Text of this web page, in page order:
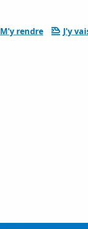
M'y rendre J'y